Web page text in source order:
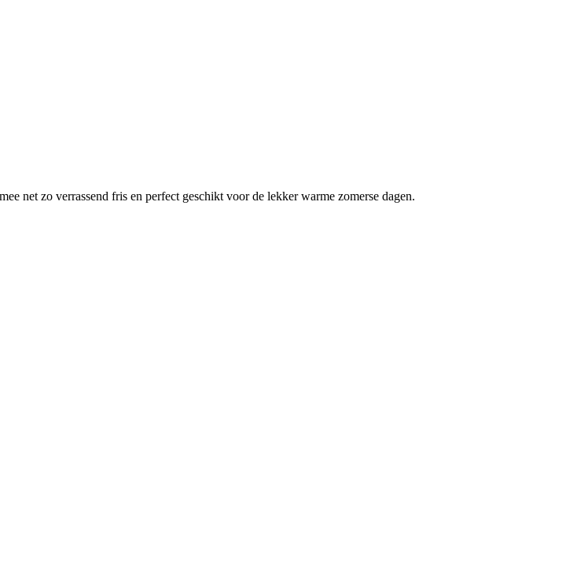
net zo verrassend fris en perfect geschikt voor de lekker warme zomerse dagen.